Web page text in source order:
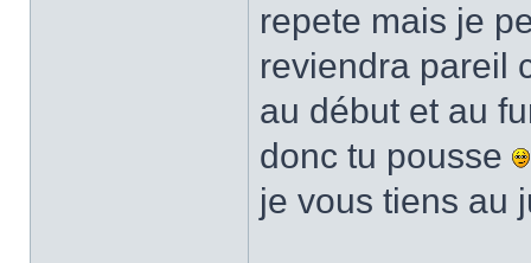
repete mais je
reviendra pareil
au début et au
donc tu pousse
je vous tiens au